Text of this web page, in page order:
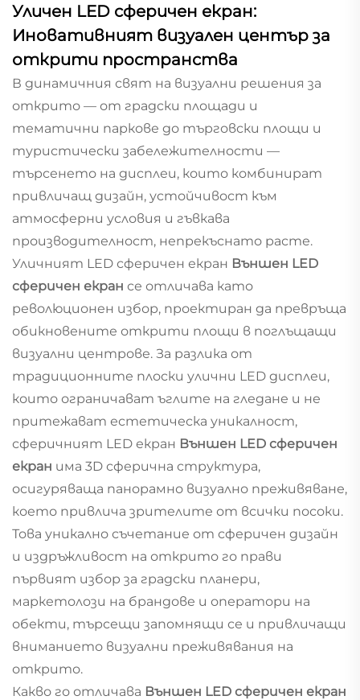
Уличен LED сферичен екран:
Иновативният визуален център за
открити пространства
В динамичния свят на визуални решения за
открито — от градски площади и
тематични паркове до търговски площи и
туристически забележителности —
търсенето на дисплеи, които комбинират
привличащ дизайн, устойчивост към
атмосферни условия и гъвкава
производителност, непрекъснато расте.
Уличният LED сферичен екран Външен LED
сферичен екран се отличава като
революционен избор, проектиран да превръща
обикновените открити площи в поглъщащи
визуални центрове. За разлика от
традиционните плоски улични LED дисплеи,
които ограничават ъглите на гледане и не
притежават естетическа уникалност,
сферичният LED екран Външен LED сферичен
екран има 3D сферична структура,
осигуряваща панорамно визуално преживяване,
което привлича зрителите от всички посоки.
Това уникално съчетание от сферичен дизайн
и издръжливост на открито го прави
първият избор за градски планери,
маркетолози на брандове и оператори на
обекти, търсещи запомнящи се и привличащи
вниманието визуални преживявания на
открито.
Какво го отличава Външен LED сферичен екран